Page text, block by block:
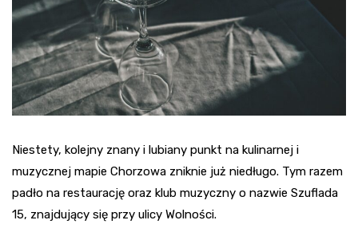
Niestety, kolejny znany i lubiany punkt na kulinarnej i
muzycznej mapie Chorzowa zniknie już niedługo. Tym razem
padło na restaurację oraz klub muzyczny o nazwie Szuflada
15, znajdujący się przy ulicy Wolności.